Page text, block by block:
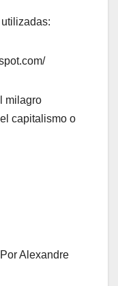
milagro
capitalismo o
Alexandre